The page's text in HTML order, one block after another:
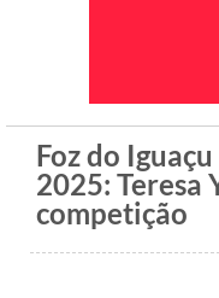
Foz do
2025: Teresa
competição